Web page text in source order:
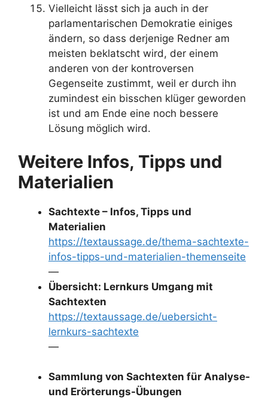
Vielleicht lässt sich ja auch in der
parlamentarischen Demokratie einiges
ändern, so dass derjenige Redner am
meisten beklatscht wird, der einem
anderen von der kontroversen
Gegenseite zustimmt, weil er durch ihn
zumindest ein bisschen klüger geworden
ist und am Ende eine noch bessere
Lösung möglich wird.
Weitere Infos, Tipps und
Materialien
Sachtexte – Infos, Tipps und
Materialien
https://textaussage.de/thema-sachtexte-
infos-tipps-und-materialien-themenseite
—
Übersicht: Lernkurs Umgang mit
Sachtexten
https://textaussage.de/uebersicht-
lernkurs-sachtexte
—
Sammlung von Sachtexten für Analyse-
und Erörterungs-Übungen